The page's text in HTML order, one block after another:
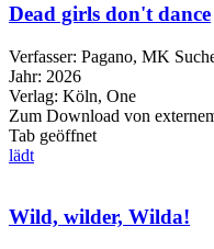
Dead girls don't dance
Verfasser: Pagano, MK
Jahr: 2026
Verlag: Köln, One
Zum Download von
Tab geöffnet
lädt
Wild, wilder, Wilda!